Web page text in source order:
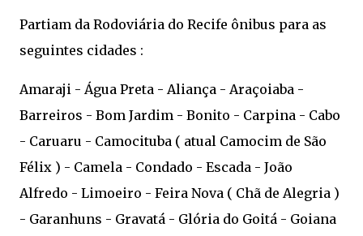
Partiam da Rodoviária do Recife ônibus para as
seguintes cidades :
Amaraji - Água Preta - Aliança - Araçoiaba -
Barreiros - Bom Jardim - Bonito - Carpina - Cabo
- Caruaru - Camocituba ( atual Camocim de São
Félix ) - Camela - Condado - Escada - João
Alfredo - Limoeiro - Feira Nova ( Chã de Alegria )
- Garanhuns - Gravatá - Glória do Goitá - Goiana